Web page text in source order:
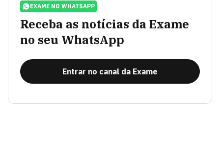
EXAME NO WHATSAPP
Receba as notícias da Exame
no seu WhatsApp
Entrar no canal da Exame